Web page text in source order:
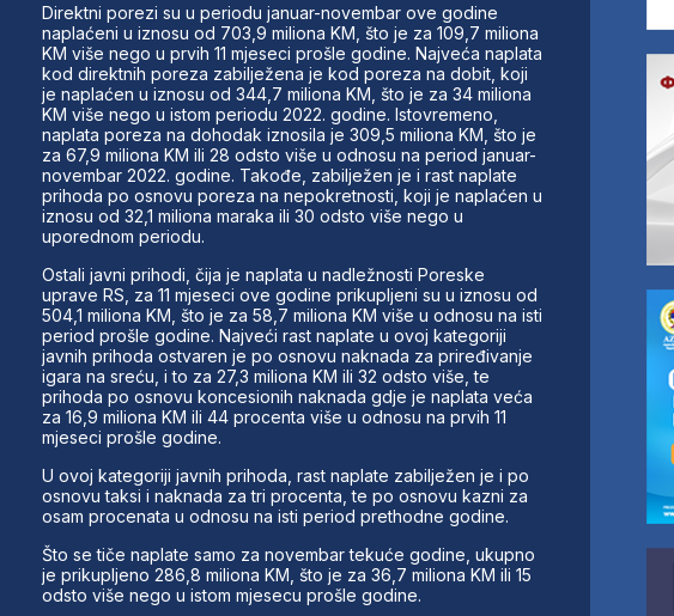
Direktni porezi su u periodu januar-novembar ove godine
naplaćeni u iznosu od 703,9 miliona KM, što je za 109,7 miliona
KM više nego u prvih 11 mjeseci prošle godine. Najveća naplata
kod direktnih poreza zabilježena je kod poreza na dobit, koji
je naplaćen u iznosu od 344,7 miliona KM, što je za 34 miliona
KM više nego u istom periodu 2022. godine. Istovremeno,
naplata poreza na dohodak iznosila je 309,5 miliona KM, što je
za 67,9 miliona KM ili 28 odsto više u odnosu na period januar-
novembar 2022. godine. Takođe, zabilježen je i rast naplate
prihoda po osnovu poreza na nepokretnosti, koji je naplaćen u
iznosu od 32,1 miliona maraka ili 30 odsto više nego u
uporednom periodu.
Ostali javni prihodi, čija je naplata u nadležnosti Poreske
uprave RS, za 11 mjeseci ove godine prikupljeni su u iznosu od
504,1 miliona KM, što je za 58,7 miliona KM više u odnosu na isti
period prošle godine. Najveći rast naplate u ovoj kategoriji
javnih prihoda ostvaren je po osnovu naknada za priređivanje
igara na sreću, i to za 27,3 miliona KM ili 32 odsto više, te
prihoda po osnovu koncesionih naknada gdje je naplata veća
za 16,9 miliona KM ili 44 procenta više u odnosu na prvih 11
mjeseci prošle godine.
U ovoj kategoriji javnih prihoda, rast naplate zabilježen je i po
osnovu taksi i naknada za tri procenta, te po osnovu kazni za
osam procenata u odnosu na isti period prethodne godine.
Što se tiče naplate samo za novembar tekuće godine, ukupno
je prikupljeno 286,8 miliona KM, što je za 36,7 miliona KM ili 15
odsto više nego u istom mjesecu prošle godine.